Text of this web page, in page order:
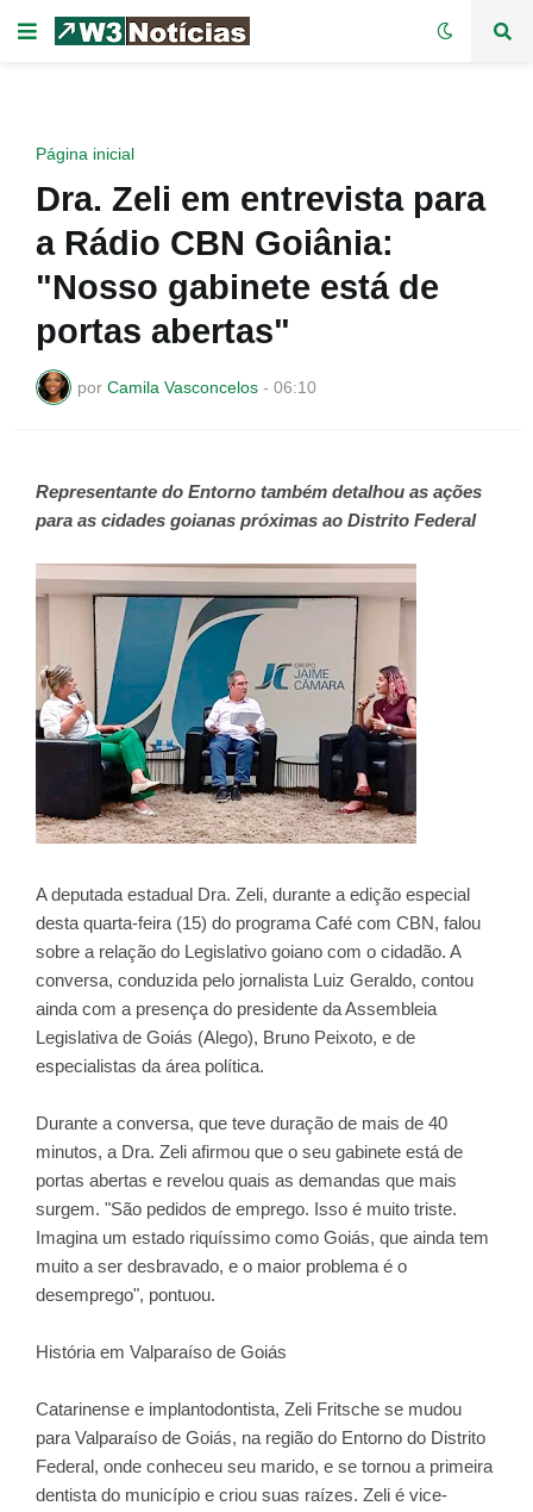
Página inicial
Dra. Zeli em entrevista para
a Rádio CBN Goiânia:
"Nosso gabinete está de
portas abertas"
por Camila Vasconcelos - 06:10
Representante do Entorno também detalhou as ações
para as cidades goianas próximas ao Distrito Federal
A deputada estadual Dra. Zeli, durante a edição especial
desta quarta-feira (15) do programa Café com CBN, falou
sobre a relação do Legislativo goiano com o cidadão. A
conversa, conduzida pelo jornalista Luiz Geraldo, contou
ainda com a presença do presidente da Assembleia
Legislativa de Goiás (Alego), Bruno Peixoto, e de
especialistas da área política.
Durante a conversa, que teve duração de mais de 40
minutos, a Dra. Zeli afirmou que o seu gabinete está de
portas abertas e revelou quais as demandas que mais
surgem. "São pedidos de emprego. Isso é muito triste.
Imagina um estado riquíssimo como Goiás, que ainda tem
muito a ser desbravado, e o maior problema é o
desemprego", pontuou.
História em Valparaíso de Goiás
Catarinense e implantodontista, Zeli Fritsche se mudou
para Valparaíso de Goiás, na região do Entorno do Distrito
Federal, onde conheceu seu marido, e se tornou a primeira
dentista do município e criou suas raízes. Zeli é vice-